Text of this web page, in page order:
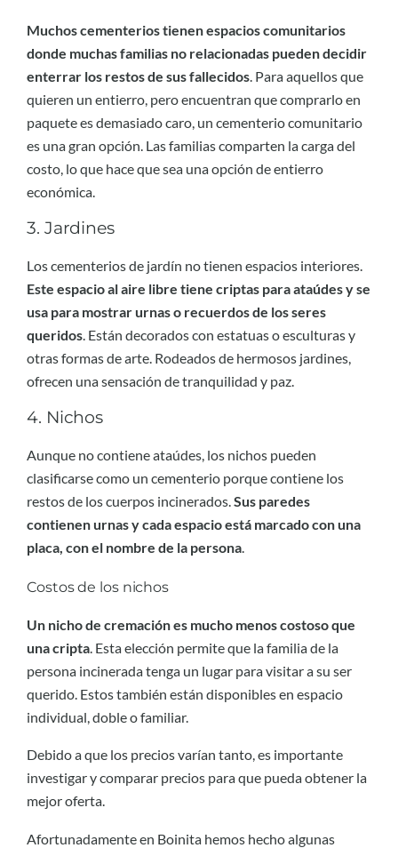
Muchos cementerios tienen espacios comunitarios
donde muchas familias no relacionadas pueden decidir
enterrar los restos de sus fallecidos. Para aquellos que
quieren un entierro, pero encuentran que comprarlo en
paquete es demasiado caro, un cementerio comunitario
es una gran opción. Las familias comparten la carga del
costo, lo que hace que sea una opción de entierro
económica.
3. Jardines
Los cementerios de jardín no tienen espacios interiores.
Este espacio al aire libre tiene criptas para ataúdes y se
usa para mostrar urnas o recuerdos de los seres
queridos. Están decorados con estatuas o esculturas y
otras formas de arte. Rodeados de hermosos jardines,
ofrecen una sensación de tranquilidad y paz.
4. Nichos
Aunque no contiene ataúdes, los nichos pueden
clasificarse como un cementerio porque contiene los
restos de los cuerpos incinerados.Sus paredes
contienen urnas y cada espacio está marcado con una
placa, con el nombre de la persona.
Costos de los nichos
Un nicho de cremación es mucho menos costoso que
una cripta. Esta elección permite que la familia de la
persona incinerada tenga un lugar para visitar a su ser
querido. Estos también están disponibles en espacio
individual, doble o familiar.
Debido a que los precios varían tanto, es importante
investigar y comparar precios para que pueda obtener la
mejor oferta.
Afortunadamente en Boinita hemos hecho algunas